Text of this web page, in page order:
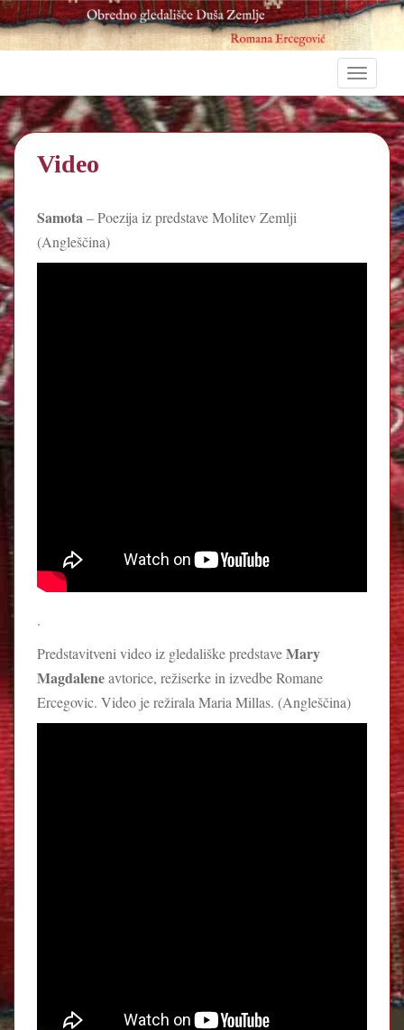
i
p
t
o
m
a
i
n
c
o
n
t
e
n
t
Video
Samota– Poezija iz predstave Molitev Zemlji
(Angleščina)
.
Predstavitveni video iz gledališke predstaveMary
Magdaleneavtorice, režiserke in izvedbe Romane
Ercegovic. Video je režirala Maria Millas. (Angleščina)